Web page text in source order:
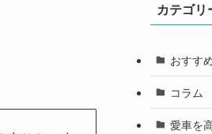
カテゴリ
おすす
コラム
愛車を